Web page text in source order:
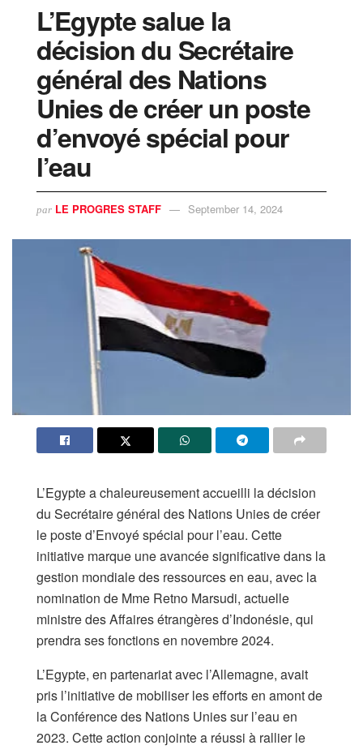
L’Egypte salue la
décision du Secrétaire
général des Nations
Unies de créer un poste
d’envoyé spécial pour
l’eau
par LE PROGRES STAFF September 14, 2024
L’Egypte a chaleureusement accueilli la décision
du Secrétaire général des Nations Unies de créer
le poste d’Envoyé spécial pour l’eau. Cette
initiative marque une avancée significative dans la
gestion mondiale des ressources en eau, avec la
nomination de Mme Retno Marsudi, actuelle
ministre des Affaires étrangères d’Indonésie, qui
prendra ses fonctions en novembre 2024.
L’Egypte, en partenariat avec l’Allemagne, avait
pris l’initiative de mobiliser les efforts en amont de
la Conférence des Nations Unies sur l’eau en
2023. Cette action conjointe a réussi à rallier le